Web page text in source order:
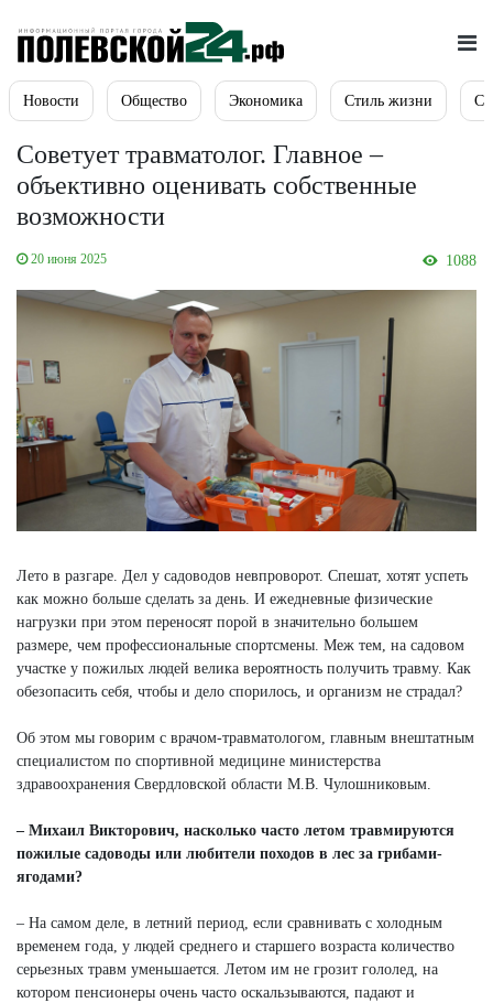
Новости Общество Экономика Стиль жизни
Советует травматолог. Главное –
объективно оценивать собственные
возможности
20 июня 2025 1088
Лето в разгаре. Дел у садоводов невпроворот. Спешат, хотят успеть
как можно больше сделать за день. И ежедневные физические
нагрузки при этом переносят порой в значительно большем
размере, чем профессиональные спортсмены. Меж тем, на садовом
участке у пожилых людей велика вероятность получить травму. Как
обезопасить себя, чтобы и дело спорилось, и организм не страдал?
Об этом мы говорим с врачом-травматологом, главным внештатным
специалистом по спортивной медицине министерства
здравоохранения Свердловской области М.В. Чулошниковым.
– Михаил Викторович, насколько часто летом травмируются
пожилые садоводы или любители походов в лес за грибами-
ягодами?
– На самом деле, в летний период, если сравнивать с холодным
временем года, у людей среднего и старшего возраста количество
серьезных травм уменьшается. Летом им не грозит гололед, на
котором пенсионеры очень часто оскальзываются, падают и